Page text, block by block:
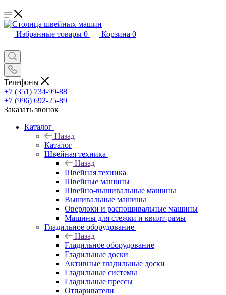
Избранные товары 0 Корзина 0
Телефоны
+7 (351) 734-99-88
+7 (996) 692-25-89
Заказать звонок
Каталог
Назад
Каталог
Швейная техника
Назад
Швейная техника
Швейные машины
Швейно-вышивальные машины
Вышивальные машины
Оверлоки и распошивальные машины
Машины для стежки и квилт-рамы
Гладильное оборудование
Назад
Гладильное оборудование
Гладильные доски
Активные гладильные доски
Гладильные системы
Гладильные прессы
Отпариватели